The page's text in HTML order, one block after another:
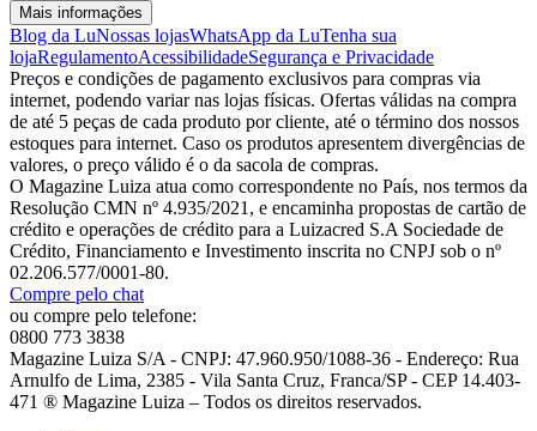
Mais informações
Blog da LuNossas lojasWhatsApp da LuTenha sua
lojaRegulamentoAcessibilidadeSegurança e Privacidade
Preços e condições de pagamento exclusivos para compras via
internet, podendo variar nas lojas físicas. Ofertas válidas na compra
de até 5 peças de cada produto por cliente, até o término dos nossos
estoques para internet. Caso os produtos apresentem divergências de
valores, o preço válido é o da sacola de compras.
O Magazine Luiza atua como correspondente no País, nos termos da
Resolução CMN nº 4.935/2021, e encaminha propostas de cartão de
crédito e operações de crédito para a Luizacred S.A Sociedade de
Crédito, Financiamento e Investimento inscrita no CNPJ sob o nº
02.206.577/0001-80.
Compre pelo chat
ou compre pelo telefone:
0800 773 3838
Magazine Luiza S/A - CNPJ: 47.960.950/1088-36 - Endereço: Rua
Arnulfo de Lima, 2385 - Vila Santa Cruz, Franca/SP - CEP 14.403-
471 ® Magazine Luiza – Todos os direitos reservados.